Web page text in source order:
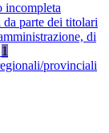
incompleta
parte dei titolari
di
1
provinciali